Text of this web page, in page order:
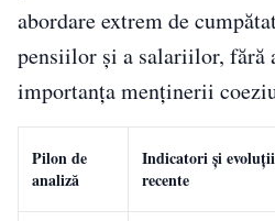
abordare extrem de
pensiilor și a salariilor, fără
importanța menținerii
Pilon de
analiză
Indicatori și evoluții
recente